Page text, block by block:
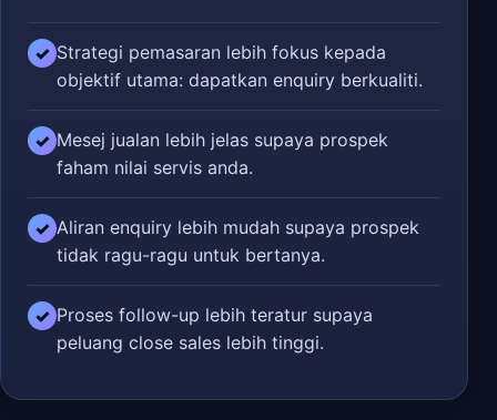
✓ Strategi pemasaran lebih fokus kepada
objektif utama: dapatkan enquiry berkualiti.
✓ Mesej jualan lebih jelas supaya prospek
faham nilai servis anda.
✓ Aliran enquiry lebih mudah supaya prospek
tidak ragu-ragu untuk bertanya.
✓ Proses follow-up lebih teratur supaya
peluang close sales lebih tinggi.